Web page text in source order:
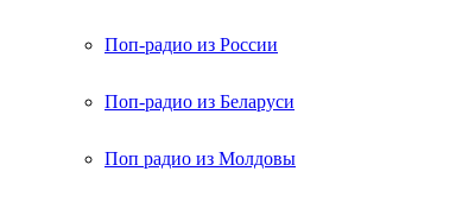
Поп-радио из России
Поп-радио из Беларуси
Поп радио из Молдовы